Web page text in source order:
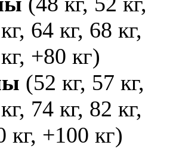
64 кг, 68 кг,
+80 кг)
(52 кг, 57 кг,
74 кг, 82 кг,
кг, +100 кг)